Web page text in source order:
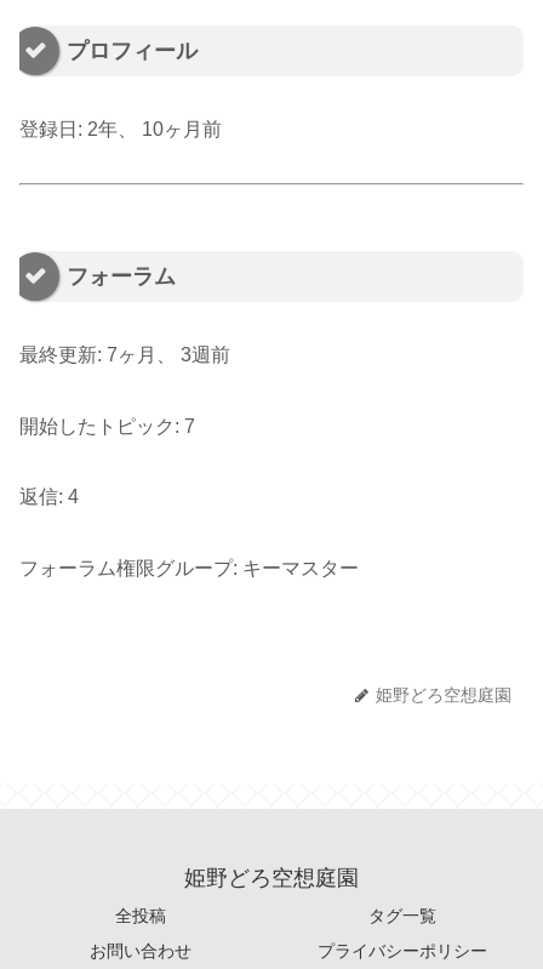
プロフィール
登録日: 2年、 10ヶ月前
フォーラム
最終更新: 7ヶ月、 3週前
開始したトピック: 7
返信: 4
フォーラム権限グループ: キーマスター
姫野どろ空想庭園
姫野どろ空想庭園
全投稿
タグ一覧
お問い合わせ
プライバシーポリシー